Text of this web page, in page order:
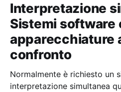
Interpretazione
Sistemi software
apparecchiature
confronto
Normalmente è richiesto un
interpretazione simultanea